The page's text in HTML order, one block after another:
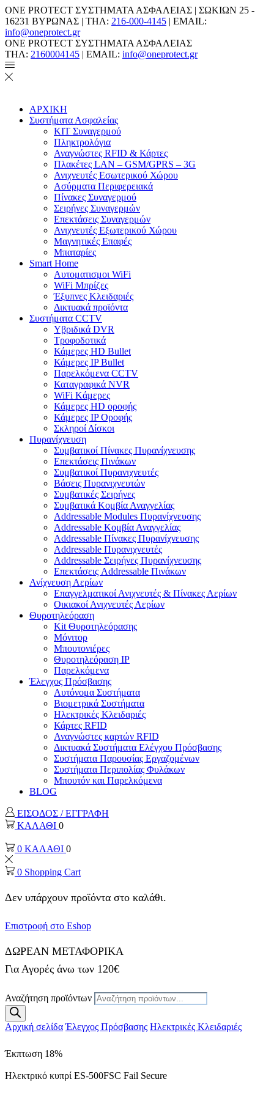
ONE PROTECT ΣΥΣΤΗΜΑΤΑ ΑΣΦΑΛΕΙΑΣ | ΣΩΚΙΩΝ 25 -
16231 ΒΥΡΩΝΑΣ | ΤΗΛ: 216-000-4145 | EMAIL:
info@oneprotect.gr
ONE PROTECT ΣΥΣΤΗΜΑΤΑ ΑΣΦΑΛΕΙΑΣ
ΤΗΛ: 2160004145 | EMAIL: info@oneprotect.gr
ΑΡΧΙΚΗ
Συστήματα Ασφαλείας
ΚΙΤ Συναγερμού
Πληκτρολόγια
Αναγνώστες RFID & Κάρτες
Πλακέτες LAN – GSM/GPRS – 3G
Ανιχνευτές Εσωτερικού Χώρου
Aσύρματα Περιφερειακά
Πίνακες Συναγερμού
Σειρήνες Συναγερμών
Επεκτάσεις Συναγερμών
Ανιχνευτές Εξωτερικού Χώρου
Μαγνητικές Επαφές
Μπαταρίες
Smart Home
Αυτοματισμοι WiFi
WiFi Μπρίζες
Έξυπνες Κλειδαριές
Δικτυακά προϊόντα
Συστήματα CCTV
Υβριδικά DVR
Tροφοδοτικά
Κάμερες HD Βullet
Κάμερες IP Βullet
Παρελκόμενα CCTV
Καταγραφικά NVR
WiFi Kάμερες
Κάμερες HD οροφής
Κάμερες IP Οροφής
Σκληροί Δίσκοι
Πυρανίχνευση
Συμβατικοί Πίνακες Πυρανίχνευσης
Επεκτάσεις Πινάκων
Συμβατικοί Πυρανιχνευτές
Βάσεις Πυρανιχνευτών
Συμβατικές Σειρήνες
Συμβατικά Κομβία Αναγγελίας
Addressable Modules Πυρανίχνευσης
Addressable Κομβία Αναγγελίας
Addressable Πίνακες Πυρανίχνευσης
Addressable Πυρανιχνευτές
Addressable Σειρήνες Πυρανίχνευσης
Επεκτάσεις Addressable Πινάκων
Ανίχνευση Αερίων
Επαγγελματικοί Ανιχνευτές & Πίνακες Αερίων
Οικιακοί Ανιχνευτές Αερίων
Θυροτηλεόραση
Kit Θυροτηλεόρασης
Μόνιτορ
Μπουτονιέρες
Θυροτηλεόραση ΙΡ
Παρελκόμενα
Έλεγχος Πρόσβασης
Aυτόνομα Συστήματα
Βιομετρικά Συστήματα
Ηλεκτρικές Κλειδαριές
Κάρτες RFID
Αναγνώστες καρτών RFID
Δικτυακά Συστήματα Ελέγχου Πρόσβασης
Συστήματα Παρουσίας Εργαζομένων
Συστήματα Περιπολίας Φυλάκων
Mπουτόν και Παρελκόμενα
BLOG
ΕΙΣΟΔΟΣ / ΕΓΓΡΑΦΗ
ΚΑΛΑΘΙ 0
0 ΚΑΛΑΘΙ 0
0 Shopping Cart
Δεν υπάρχουν προϊόντα στο καλάθι.
Επιστροφή στο Eshop
ΔΩΡΕΑΝ ΜΕΤΑΦΟΡΙΚΑ
Για Αγορές άνω των 120€
Αναζήτηση προϊόντων
Αρχική σελίδα Έλεγχος Πρόσβασης Ηλεκτρικές Κλειδαριές
Έκπτωση 18%
Ηλεκτρικό κυπρί ES-500FSC Fail Secure